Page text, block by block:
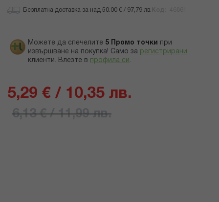
Безплатна доставка за над 50.00 € / 97,79 лв.
Можете да спечелите 5 Промо точки
при
извършване на покупка! Само за регистрирани
клиенти. Влезте в профила си .
5,29 € / 10,35 лв.
6,13 € / 11,99 лв.